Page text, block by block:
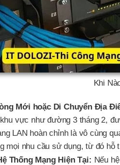
Khi
Mới hoặc Di Chuyển Địa
vực như đường 3 tháng 2,
LAN hoàn chỉnh là vô cùng
mọi nhu cầu sử dụng, từ đó hỗ
Thống Mạng Hiện Tại: Nếu